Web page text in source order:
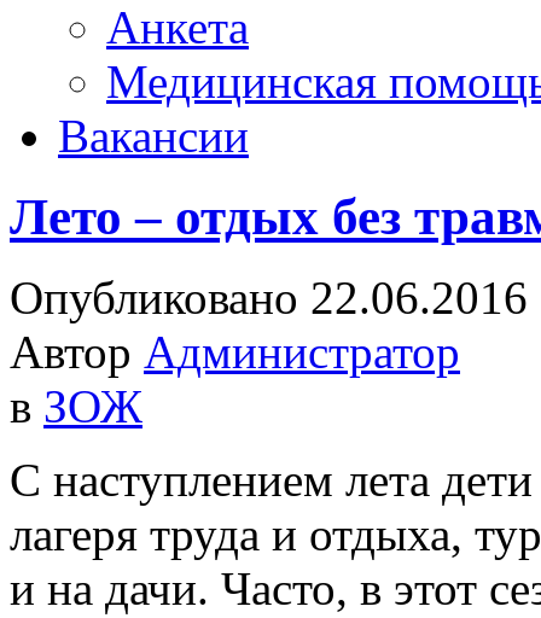
Анкета
Медицинская
Вакансии
Лето – отдых без
Опубликовано 22.06.2016
Автор Администратор
в ЗОЖ
С наступлением лета
лагеря труда и отдыха,
и на дачи. Часто, в этот